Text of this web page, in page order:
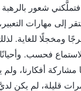
حاضرين. فتملَّكني شعور
إلى مهارات
ومخجلًا
فحسب. وأحيانًا،
أفكارنا، ولم
قليلة، لم يكن